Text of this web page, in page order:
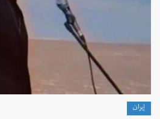
إيران